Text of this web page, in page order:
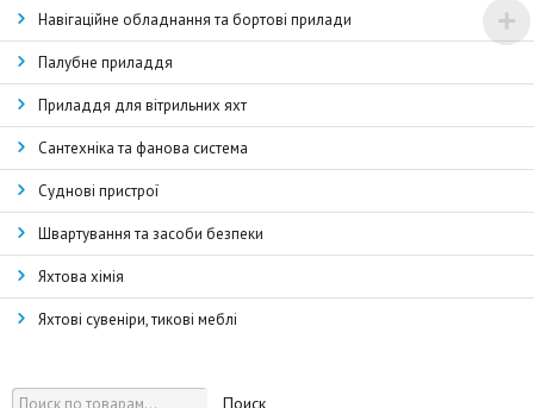
Навігаційне обладнання та бортові прилади
Палубне приладдя
Приладдя для вітрильних яхт
Сантехніка та фанова система
Суднові пристрої
Швартування та засоби безпеки
Яхтова хімія
Яхтові сувеніри, тикові меблі
Поиск